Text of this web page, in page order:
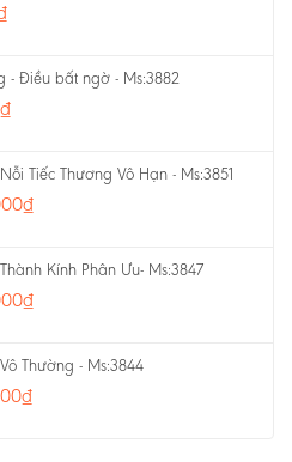
- Điều bất ngờ - Ms:3882
₫
Tiếc Thương Vô Hạn - Ms:3851
₫
Kính Phân Ưu- Ms:3847
₫
Thường - Ms:3844
₫